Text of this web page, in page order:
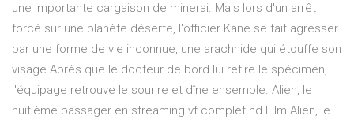
une importante cargaison de minerai. Mais lors d'un arrêt
forcé sur une planète déserte, l'officier Kane se fait agresser
par une forme de vie inconnue, une arachnide qui étouffe son
visage.Après que le docteur de bord lui retire le spécimen,
l'équipage retrouve le sourire et dîne ensemble. Alien, le
huitième passager en streaming vf complet hd Film Alien, le